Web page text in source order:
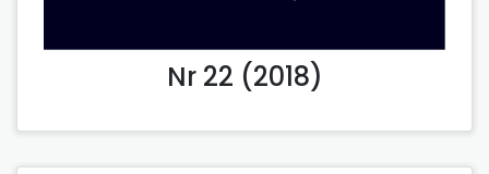
Nr 22 (2018)